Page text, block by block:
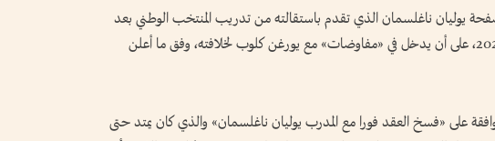
صفحة يوليان ناغلسمان الذي تقدم باستقالته من تدريب المنتخب الوطني بعد
السقوط في دور الـ32 لمونديال 2026، على أن يدخل في «مفاوضات» مع يورغن كلوب لخلافته، وفق ما أعلن
على «فسخ العقد فورا مع المدرب يوليان ناغلسمان» والذي كان يمتد حتى